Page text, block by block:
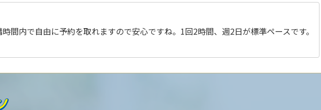
内で自由に予約を取れますので安心ですね。1回2時間、週2日が標準ペースです。